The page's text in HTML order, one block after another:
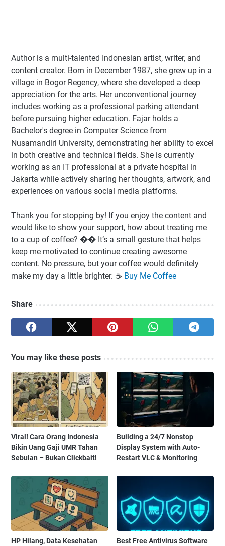
Author is a multi-talented Indonesian artist, writer, and
content creator. Born in December 1987, she grew up in a
village in Bogor Regency, where she developed a deep
appreciation for the arts. Her unconventional journey
includes working as a professional parking attendant
before pursuing higher education. Fajar holds a
Bachelor's degree in Computer Science from
Nusamandiri University, demonstrating her ability to excel
in both creative and technical fields. She is currently
working as an IT professional at a private hospital in
Jakarta while actively sharing her thoughts, artwork, and
experiences on various social media platforms.
Thank you for stopping by! If you enjoy the content and
would like to show your support, how about treating me
to a cup of coffee? �� It’s a small gesture that helps
keep me motivated to continue creating awesome
content. No pressure, but your coffee would definitely
make my day a little brighter. ☕️ Buy Me Coffee
Share
You may like these posts
Viral! Cara Orang Indonesia
Bikin Uang Gaji UMR Tahan
Sebulan – Bukan Clickbait!
Building a 24/7 Nonstop
Display System with Auto-
Restart VLC & Monitoring
HP Hilang, Data Kesehatan
Best Free Antivirus Software